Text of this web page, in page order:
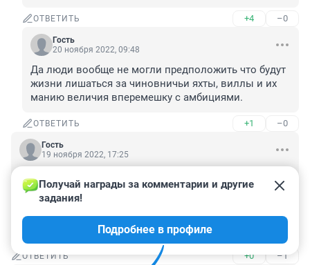
ОТВЕТИТЬ +4 –0
Гость
20 ноября 2022, 09:48
Да люди вообще не могли предположить что будут
жизни лишаться за чиновничьи яхты, виллы и их
манию величия вперемешку с амбициями.
ОТВЕТИТЬ +1 –0
Гость
19 ноября 2022, 17:25
сослуживцам с призывом не сопротивляться.."
(Сегодня, Лента.ру). Бггг... На украинских пабликах
через день можно прочесть аналогичные призывы
российских военнопленных к СВОИМ сослуживцам...
ОТВЕТИТЬ +0 –1
Получай награды за комментарии и другие
задания!
Подробнее в профиле